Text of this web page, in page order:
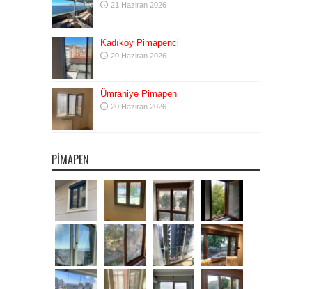
21 Haziran 2026
Kadıköy Pimapenci
20 Haziran 2026
Ümraniye Pimapen
20 Haziran 2026
PIMAPEN